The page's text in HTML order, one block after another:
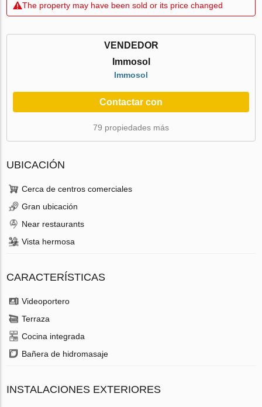
The property may have been sold or its price changed
VENDEDOR
Immosol
Immosol
Contactar con
79 propiedades más
UBICACIÓN
Cerca de centros comerciales
Gran ubicación
Near restaurants
Vista hermosa
CARACTERÍSTICAS
Videoportero
Terraza
Cocina integrada
Bañera de hidromasaje
INSTALACIONES EXTERIORES